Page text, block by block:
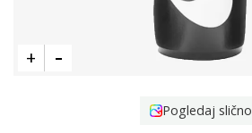
Pogledaj slično